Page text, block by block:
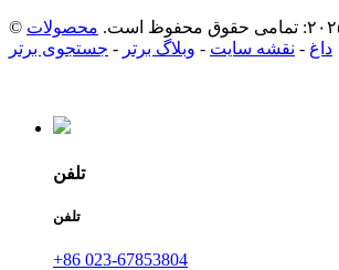
محصولات
داغ - نقشه سایت - وبلاگ برتر - جستجوی برتر
تلفن
تلفن
‎+86 023-67853804‎